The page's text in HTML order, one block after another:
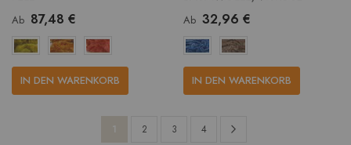
Ab 87,48 €
IN DEN WARENKORB
Ab 32,96 €
IN DEN WARENKORB
Seite
Sie
1 Seite
2 Seite
3 Seite
4